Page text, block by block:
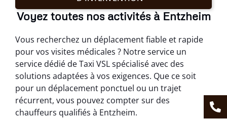
Voyez toutes nos activités à Entzheim
Vous recherchez un déplacement fiable et rapide
pour vos visites médicales ? Notre service un
service dédié de Taxi VSL spécialisé avec des
solutions adaptées à vos exigences. Que ce soit
pour un déplacement ponctuel ou un trajet
récurrent, vous pouvez compter sur des
chauffeurs qualifiés à Entzheim.